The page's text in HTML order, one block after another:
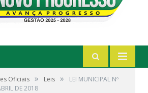
Oficiais » Leis »
LEI MUNICIPAL Nº
DE 2018